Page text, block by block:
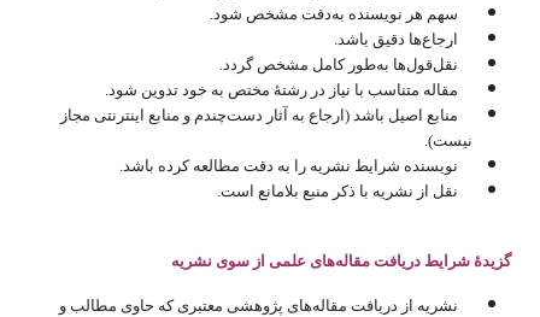
سهم هر نویسنده­ به‌دقت مشخص شود.
ارجاع‌ها دقیق باشد.
نقل‌قول­‌ها به‌طور کامل مشخص گردد.
مقاله متناسب با نیاز در رشتۀ مختص به خود تدوین شود.
منابع اصیل باشد (ارجاع به آثار دست‌چندم و منابع اینترنتی مجاز
نیست).
نویسنده شرایط نشریه را به­ دقت مطالعه کرده باشد.
نقل از نشریه با ذکر منبع بلامانع است.
گزیدۀ شرایط دریافت مقاله‌های علمی از سوی نشریه
نشریه از دریافت مقاله‌های پژوهشی معتبری که حاوی مطالب و